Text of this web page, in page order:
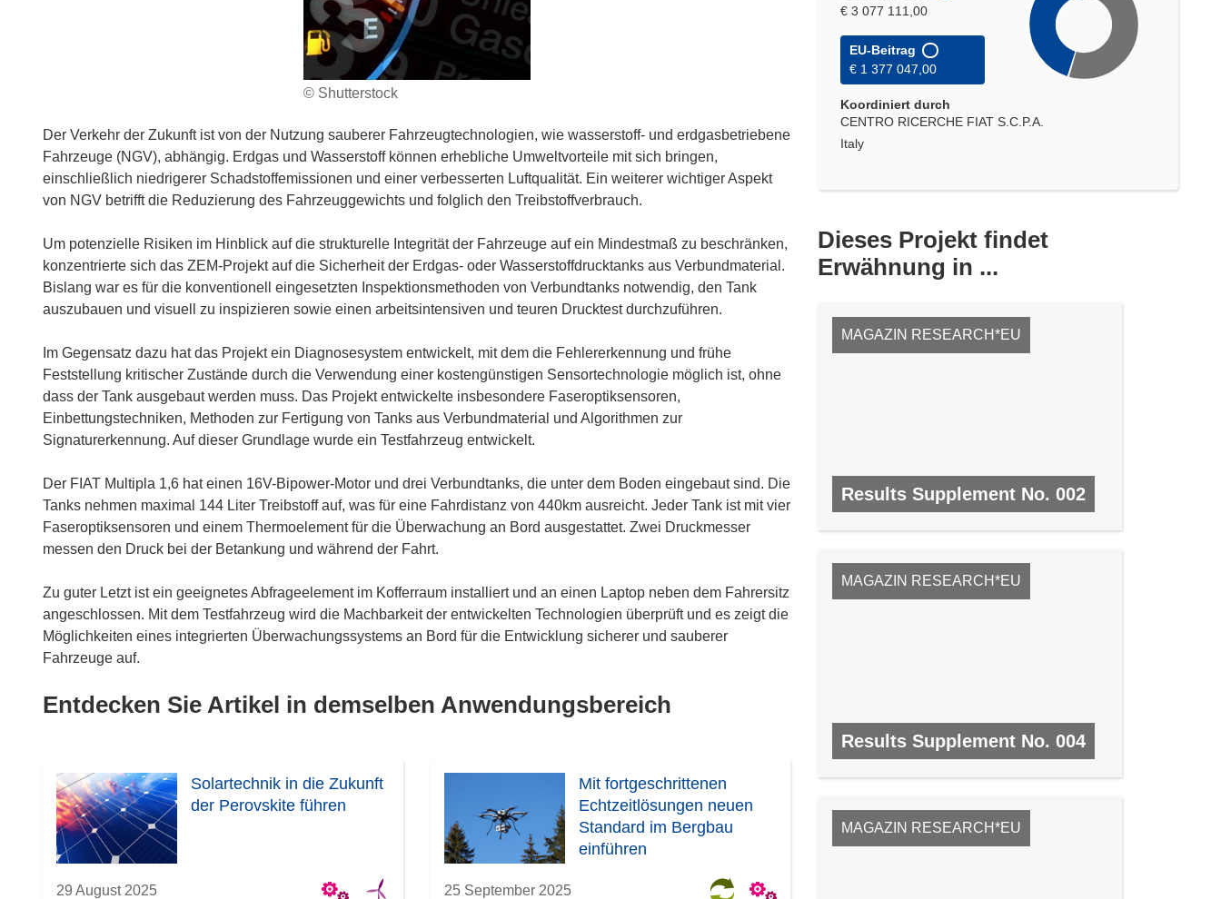
© Shutterstock
Der Verkehr der Zukunft ist von der Nutzung sauberer Fahrzeugtechnologien, wie wasserstoff- und erdgasbetriebene
Fahrzeuge (NGV), abhängig. Erdgas und Wasserstoff können erhebliche Umweltvorteile mit sich bringen,
einschließlich niedrigerer Schadstoffemissionen und einer verbesserten Luftqualität. Ein weiterer wichtiger Aspekt
von NGV betrifft die Reduzierung des Fahrzeuggewichts und folglich den Treibstoffverbrauch.
Um potenzielle Risiken im Hinblick auf die strukturelle Integrität der Fahrzeuge auf ein Mindestmaß zu beschränken,
konzentrierte sich das ZEM-Projekt auf die Sicherheit der Erdgas- oder Wasserstoffdrucktanks aus Verbundmaterial.
Bislang war es für die konventionell eingesetzten Inspektionsmethoden von Verbundtanks notwendig, den Tank
auszubauen und visuell zu inspizieren sowie einen arbeitsintensiven und teuren Drucktest durchzuführen.
Im Gegensatz dazu hat das Projekt ein Diagnosesystem entwickelt, mit dem die Fehlererkennung und frühe
Feststellung kritischer Zustände durch die Verwendung einer kostengünstigen Sensortechnologie möglich ist, ohne
dass der Tank ausgebaut werden muss. Das Projekt entwickelte insbesondere Faseroptiksensoren,
Einbettungstechniken, Methoden zur Fertigung von Tanks aus Verbundmaterial und Algorithmen zur
Signaturerkennung. Auf dieser Grundlage wurde ein Testfahrzeug entwickelt.
Der FIAT Multipla 1,6 hat einen 16V-Bipower-Motor und drei Verbundtanks, die unter dem Boden eingebaut sind. Die
Tanks nehmen maximal 144 Liter Treibstoff auf, was für eine Fahrdistanz von 440km ausreicht. Jeder Tank ist mit vier
Faseroptiksensoren und einem Thermoelement für die Überwachung an Bord ausgestattet. Zwei Druckmesser
messen den Druck bei der Betankung und während der Fahrt.
Zu guter Letzt ist ein geeignetes Abfrageelement im Kofferraum installiert und an einen Laptop neben dem Fahrersitz
angeschlossen. Mit dem Testfahrzeug wird die Machbarkeit der entwickelten Technologien überprüft und es zeigt die
Möglichkeiten eines integrierten Überwachungssystems an Bord für die Entwicklung sicherer und sauberer
Fahrzeuge auf.
Entdecken Sie Artikel in demselben Anwendungsbereich
Solartechnik in die Zukunft
der Perovskite führen
29 August 2025
Mit fortgeschrittenen
Echtzeitlösungen neuen
Standard im Bergbau
einführen
25 September 2025
€ 3 077 111,00
EU-Beitrag
€ 1 377 047,00
Koordiniert durch
CENTRO RICERCHE FIAT S.C.P.A.
Italy
Dieses Projekt findet
Erwähnung in ...
MAGAZIN RESEARCH*EU
Results Supplement No. 002
NR. 2, FEBRUAR 2008
MAGAZIN RESEARCH*EU
Results Supplement No. 004
NR. 4, MAI 2008
MAGAZIN RESEARCH*EU